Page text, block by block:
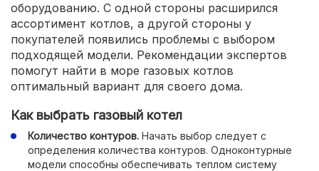
оборудованию. С одной стороны расширился
ассортимент котлов, а другой стороны у
покупателей появились проблемы с выбором
подходящей модели. Рекомендации экспертов
помогут найти в море газовых котлов
оптимальный вариант для своего дома.
Как выбрать газовый котел
Количество контуров. Начать выбор следует с
определения количества контуров. Одноконтурные
модели способны обеспечивать теплом систему